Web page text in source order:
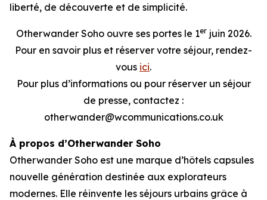
liberté, de découverte et de simplicité.
Otherwander Soho ouvre ses portes le 1erjuin 2026.
Pour en savoir plus et réserver votre séjour, rendez-
vous ici.
Pour plus d’informations ou pour réserver un séjour
de presse, contactez :
otherwander@wcommunications.co.uk
À propos d’Otherwander Soho
Otherwander Soho est une marque d’hôtels capsules
nouvelle génération destinée aux explorateurs
modernes. Elle réinvente les séjours urbains grâce à